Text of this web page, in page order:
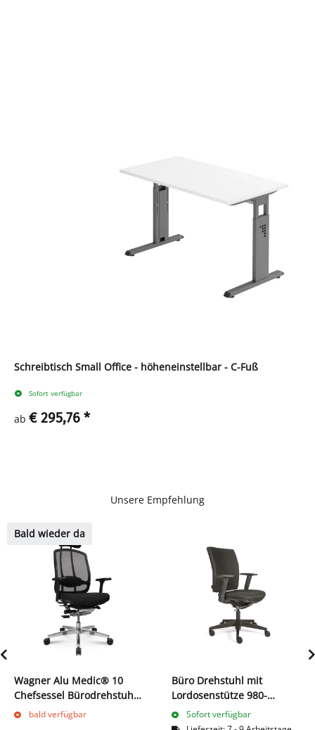
Schreibtisch Small Office - höheneinstellbar - C-Fuß
Sofort verfügbar
ab € 295,76 *
Unsere Empfehlung
Bald wieder da
Wagner Alu Medic® 10
Chefsessel Bürodrehstuhl
Bürostuhl Dondola Technik
bald verfügbar
Büro Drehstuhl mit
Lordosenstütze 980-
1125x485x440 mm Schwarz
210360
Sofort verfügbar